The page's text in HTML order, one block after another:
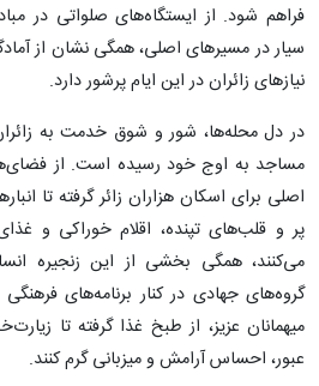
فراهم شود. از ایستگاه‌های صلواتی در
سیار در مسیرهای اصلی، همگی نشان از
نیازهای زائران در این ایام پرشور دارد.
در دل محله‌ها، شور و شوق خدمت به
مساجد به اوج خود رسیده است. از
اصلی برای اسکان هزاران زائر گرفته تا
پر و قلب‌های تپنده، اقلام خوراکی و
می‌کنند، همگی بخشی از این زنجیره
گروه‌های جهادی در کنار برنامه‌های
میهمانان عزیز، از طبخ غذا گرفته تا
عبور، احساس آرامش و میزبانی گرم کنند.